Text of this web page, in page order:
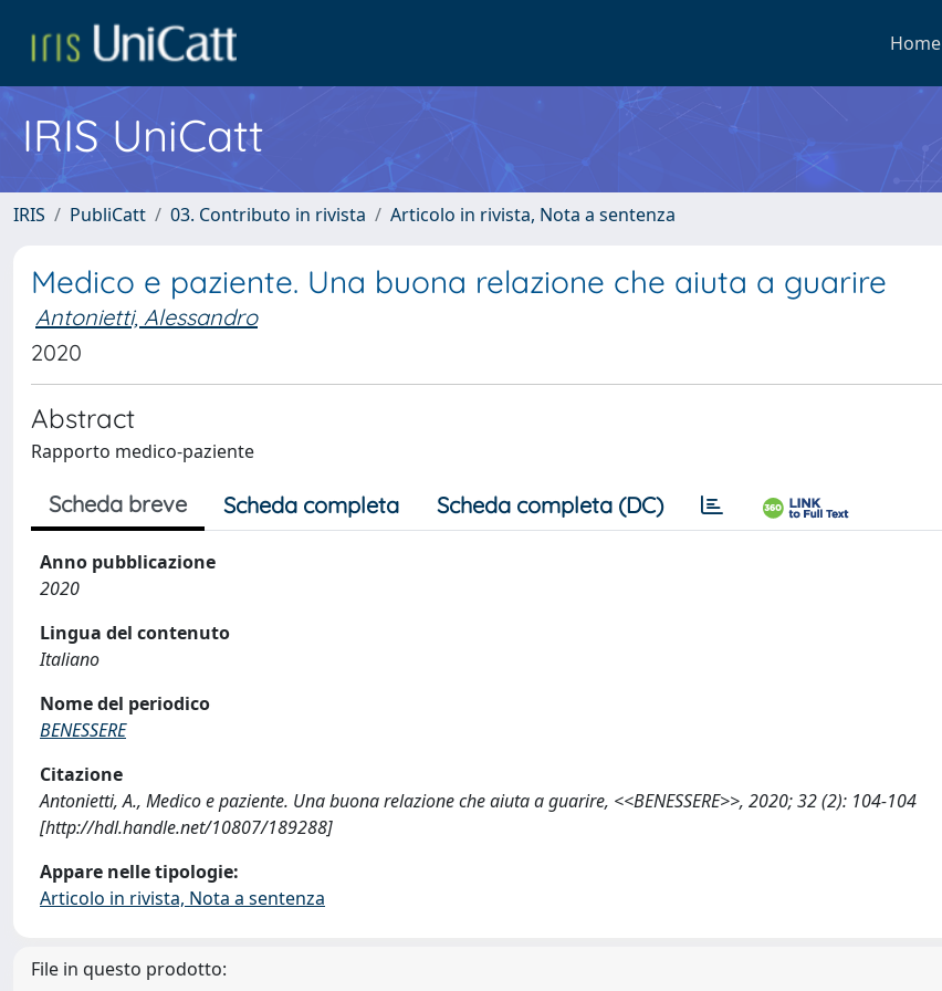
Home
IRIS UniCatt
IRIS PubliCatt 03. Contributo in rivista Articolo in rivista, Nota a sentenza
Medico e paziente. Una buona relazione che aiuta a guarire
Antonietti, Alessandro
2020
Abstract
Rapporto medico-paziente
Scheda breve Scheda completa Scheda completa (DC)
Anno pubblicazione
2020
Lingua del contenuto
Italiano
Nome del periodico
BENESSERE
Citazione
Antonietti, A., Medico e paziente. Una buona relazione che aiuta a guarire, <<BENESSERE>>, 2020; 32 (2): 104-104
[http://hdl.handle.net/10807/189288]
Appare nelle tipologie:
Articolo in rivista, Nota a sentenza
File in questo prodotto: